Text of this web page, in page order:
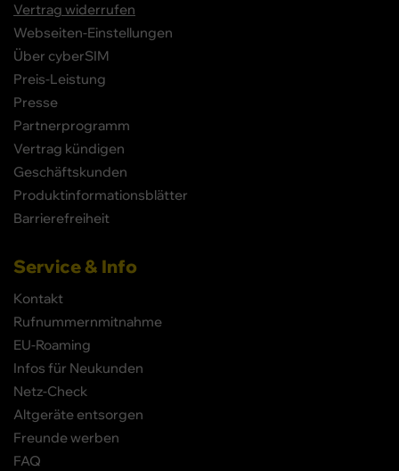
Vertrag widerrufen
Webseiten-Einstellungen
Über cyberSIM
Preis-Leistung
Presse
Partnerprogramm
Vertrag kündigen
Geschäftskunden
Produktinformationsblätter
Barrierefreiheit
Service & Info
Kontakt
Rufnummernmitnahme
EU-Roaming
Infos für Neukunden
Netz-Check
Altgeräte entsorgen
Freunde werben
FAQ